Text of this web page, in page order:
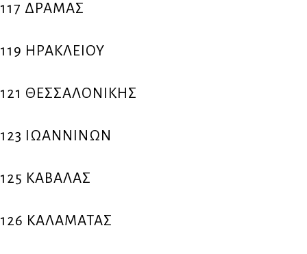
117 ΔΡΑΜΑΣ
119 ΗΡΑΚΛΕΙΟΥ
121 ΘΕΣΣΑΛΟΝΙΚΗΣ
123 ΙΩΑΝΝΙΝΩΝ
125 ΚΑΒΑΛΑΣ
126 ΚΑΛΑΜΑΤΑΣ